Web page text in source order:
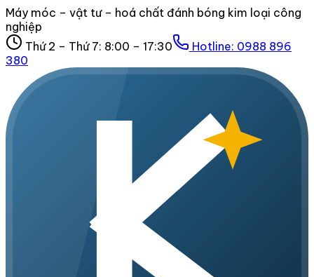
Máy móc – vật tư – hoá chất đánh bóng kim loại công
nghiệp
Thứ 2 – Thứ 7: 8:00 – 17:30
Hotline: 0988 896
380